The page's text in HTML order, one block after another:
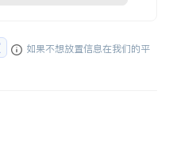
如果不想放置信息在我们的平